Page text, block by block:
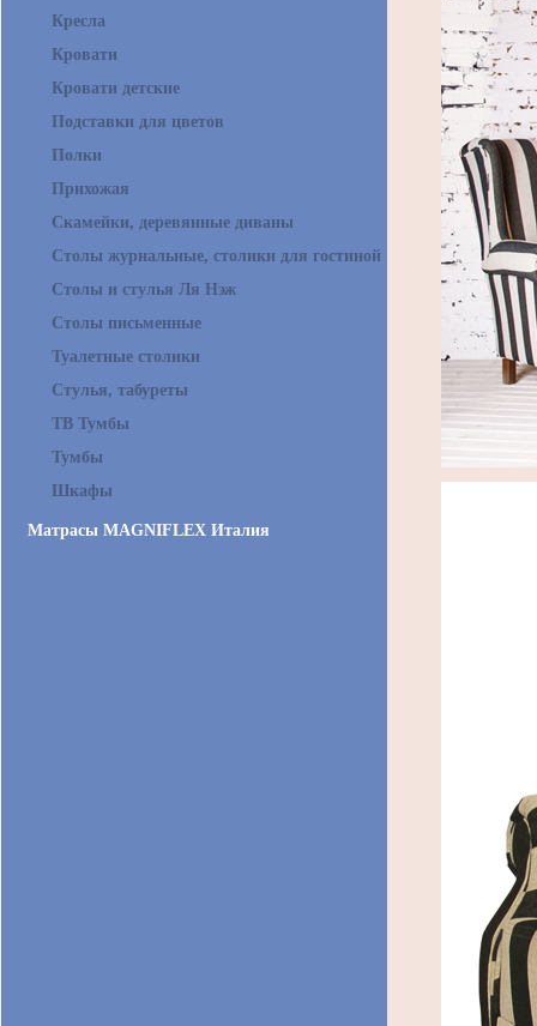
Кресла
Кровати
Кровати детские
Подставки для цветов
Полки
Прихожая
Скамейки, деревянные диваны
Столы журнальные, столики для гостиной
Столы и стулья Ля Нэж
Столы письменные
Туалетные столики
Стулья, табуреты
ТВ Тумбы
Тумбы
Шкафы
Матрасы MAGNIFLEX Италия